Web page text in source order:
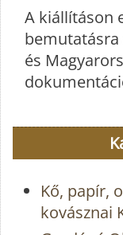
A kiállításon
bemutatásra
és
Kő, papír,
kovásznai